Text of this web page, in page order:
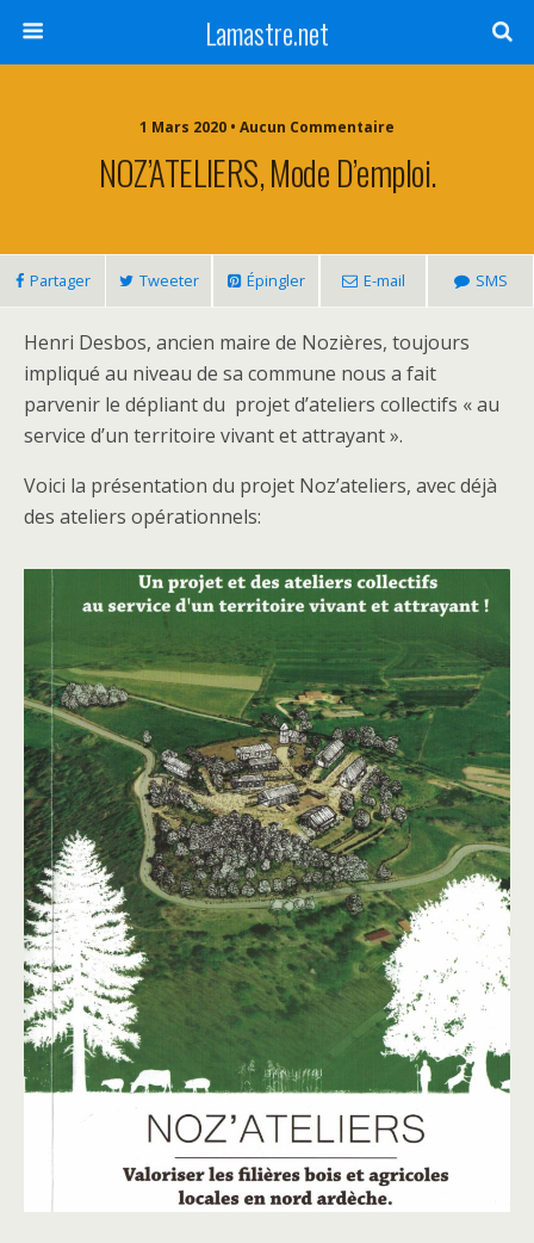
Lamastre.net
1 Mars 2020 • Aucun Commentaire
NOZ’ATELIERS, Mode D’emploi.
Partager Tweeter Épingler E-mail SMS
Henri Desbos, ancien maire de Nozières, toujours
impliqué au niveau de sa commune nous a fait
parvenir le dépliant du projet d’ateliers collectifs « au
service d’un territoire vivant et attrayant ».
Voici la présentation du projet Noz’ateliers, avec déjà
des ateliers opérationnels: